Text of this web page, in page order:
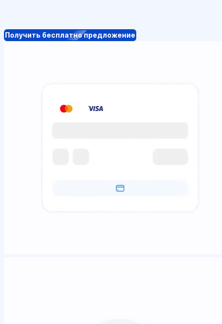
Получить бесплатно предложение